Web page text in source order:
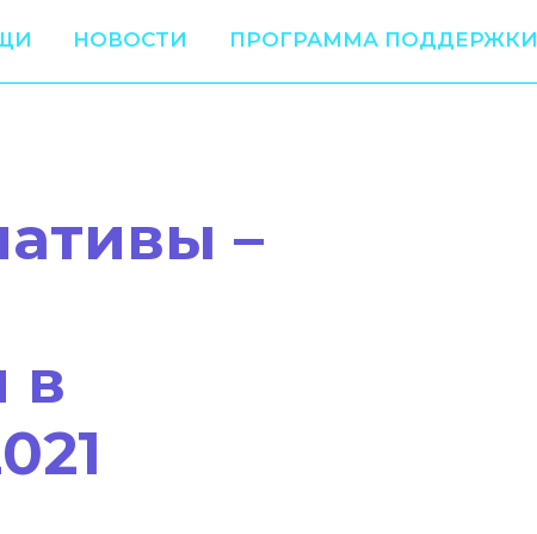
НОВОСТИ ПРОГРАММА ПОДДЕРЖКИ
–
в